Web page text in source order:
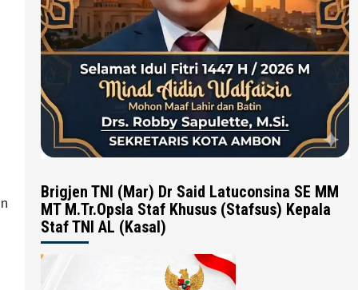
Brigjen TNI (Mar) Dr Said Latuconsina SE MM
MT M.Tr.Opsla Staf Khusus (Stafsus) Kepala
Staf TNI AL (Kasal)